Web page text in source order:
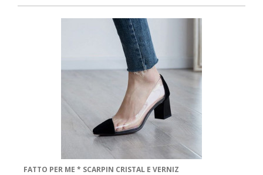
FATTO PER ME * SCARPIN CRISTAL E VERNIZ